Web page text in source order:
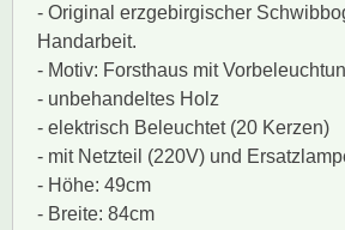
- Original erzgebirgischer
Handarbeit.
- Motiv: Forsthaus mit
- unbehandeltes Holz
- elektrisch Beleuchtet (20 Kerzen)
- mit Netzteil (220V) und
- Höhe: 49cm
- Breite: 84cm